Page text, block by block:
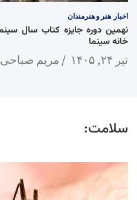
اخبار هنر و هنرمندان
نهمین دوره جایزه کتاب سال
خانه سینما
تیر ۲۴, ۱۴۰۵ مریم صباحی
سلامت: